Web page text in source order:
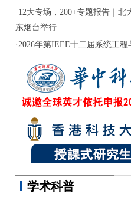
· 12大专场，200+专题报告｜北
东烟台举行
·2026年第IEEE十二届系统工程
学术科普